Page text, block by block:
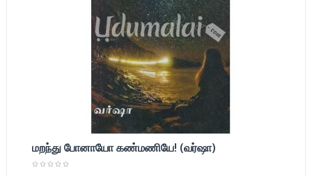
மறந்து போனாயோ கண்மணியே! (வர்ஷா)